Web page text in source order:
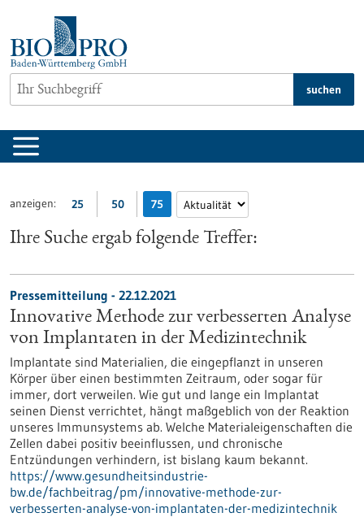
springen
suchen
anzeigen: 25 50 75
Ihre Suche ergab folgende Treffer:
Pressemitteilung - 22.12.2021
Innovative Methode zur verbesserten Analyse
von Implantaten in der Medizintechnik
Implantate sind Materialien, die eingepflanzt in unseren
Körper über einen bestimmten Zeitraum, oder sogar für
immer, dort verweilen. Wie gut und lange ein Implantat
seinen Dienst verrichtet, hängt maßgeblich von der Reaktion
unseres Immunsystems ab. Welche Materialeigenschaften die
Zellen dabei positiv beeinflussen, und chronische
Entzündungen verhindern, ist bislang kaum bekannt.
https://www.gesundheitsindustrie-
bw.de/fachbeitrag/pm/innovative-methode-zur-
verbesserten-analyse-von-implantaten-der-medizintechnik